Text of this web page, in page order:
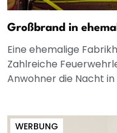
Großbrand in
Eine ehemalige
Zahlreiche
Anwohner die Nacht
WERBUNG